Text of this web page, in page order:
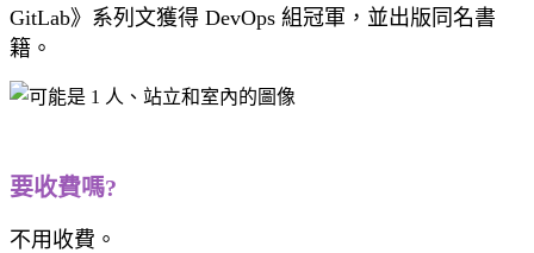
GitLab》系列文獲得 DevOps 組冠軍，並出版同名書
籍。
要收費嗎?
不用收費。